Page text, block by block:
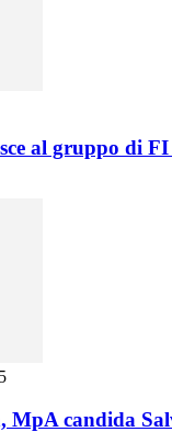
al gruppo di
MpA candida